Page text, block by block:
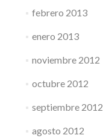
febrero 2013
enero 2013
noviembre 2012
octubre 2012
septiembre 2012
agosto 2012